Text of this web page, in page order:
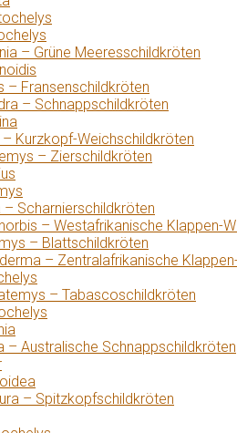
– Grüne Meeresschildkröten
– Fransenschildkröten
– Schnappschildkröten
– Kurzkopf-Weichschildkröten
– Zierschildkröten
– Scharnierschildkröten
– Westafrikanische Klappen-
– Blattschildkröten
– Zentralafrikanische
– Tabascoschildkröten
– Australische Schnappschildkröten
– Spitzkopfschildkröten